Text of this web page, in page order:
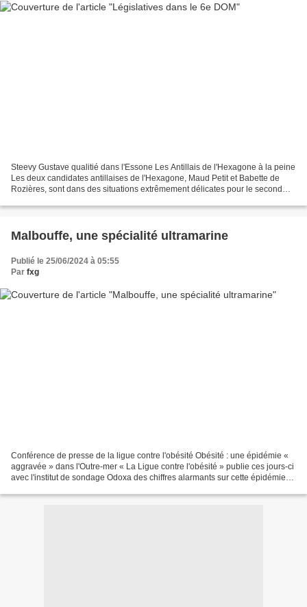
Steevy Gustave qualitié dans l'Essone Les Antillais de l'Hexagone à la peine
Les deux candidates antillaises de l'Hexagone, Maud Petit et Babette de
Rozières, sont dans des situations extrêmement délicates pour le second
Malbouffe, une spécialité ultramarine
Publié le 25/06/2024 à 05:55
Par fxg
Conférence de presse de la ligue contre l'obésité Obésité : une épidémie «
aggravée » dans l'Outre-mer « La Ligue contre l'obésité » publie ces jours-ci
avec l'institut de sondage Odoxa des chiffres alarmants sur cette épidémie